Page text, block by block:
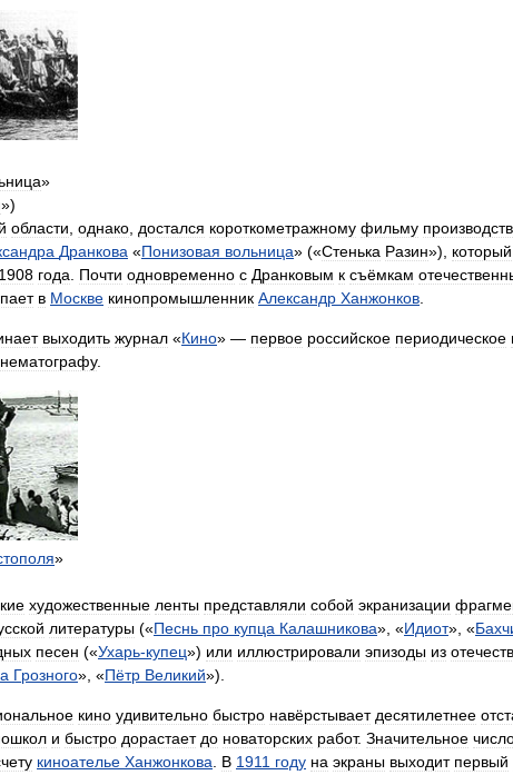
»
»)
области однако достался короткометражному фильму
Дранкова «Понизовая вольница» («Стенька Разин»), который
1908 года Почти одновременно с Дранковым к съёмкам
в Москве кинопромышленник Александр Ханжонков
выходить журнал «Кино» — первое российское периодическое
.
»
художественные ленты представляли собой экранизации
литературы («Песнь про купца Калашникова», «Идиот», «
песен («Ухарь-купец») или иллюстрировали эпизоды из
Грозного», «Пётр Великий»).
кино удивительно быстро навёрстывает десятилетнее
и быстро дорастает до новаторских работ. Значительное
киноателье Ханжонкова. В 1911 году на экраны выходит первый